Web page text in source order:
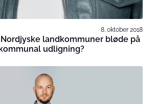
8. oktober 2018
landkommuner bløde på
udligning?